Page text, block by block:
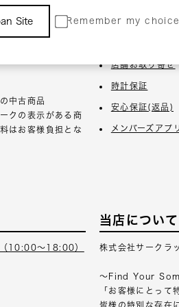
Site Remember my choice
中古商品
クの表示がある商
はお客様負担とな
サービス
店舗お取り寄せ
時計保証
安心保証(返品)
メンバーズアプリ
（10:00～18:00）
当店について
株式会社サークラ
～Find Your
「お客様にとって
皆様の特別な存在